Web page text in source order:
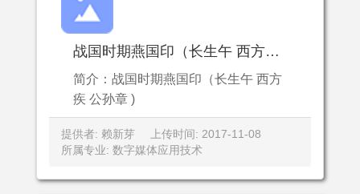
战国时期燕国印（长生午 西方疾 公孙章 )
简介：战国时期燕国印（长生午 西方
疾 公孙章 )
提供者: 赖新芽
上传时间: 2017-11-08
所属专业: 数字媒体应用技术